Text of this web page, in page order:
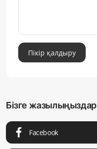
Пікір қалдыру
Бізге жазылыңыздар
Facebook